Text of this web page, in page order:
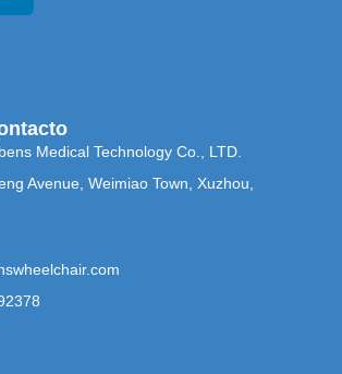
Medical Technology Co., LTD.
Avenue, Weimiao Town, Xuzhou,